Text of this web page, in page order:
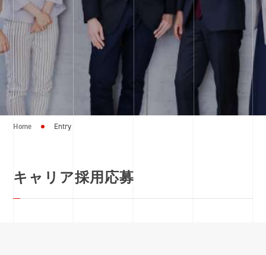
Home Entry
キャリア採用応募